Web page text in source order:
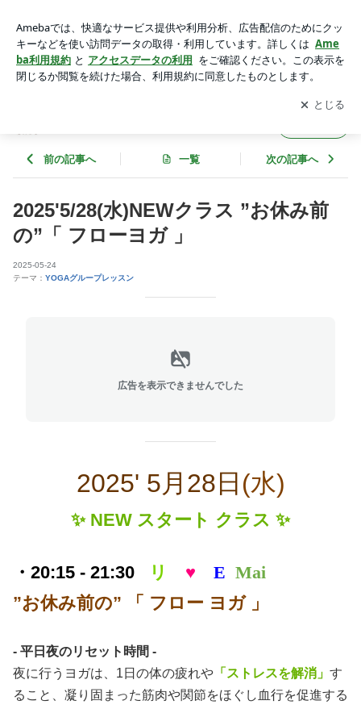
& Therapy studio marici NEWS♪
アプリをダウンロードして ブログの更新通知
を受け取りまし
ょう。
開く
前の記事へ 一覧 次の記事へ
2025'5/28(水)NEWクラス ”お休み前
の”「 フローヨガ 」
2025-05-24
テーマ： YOGAグループレッスン
広告を表示できませんでした
2025' 5月28日 (水)
✨ NEW スタート クラス ✨
・20:15 - 21:30 リ ♥ E Mai
”お休み前の” 「 フロー ヨガ 」
- 平日夜のリセット時間 -
夜に行うヨガは、1日の体の疲れや 「ストレスを解消」 す
ること、凝り固まった筋肉や関節をほぐし血行を促進する